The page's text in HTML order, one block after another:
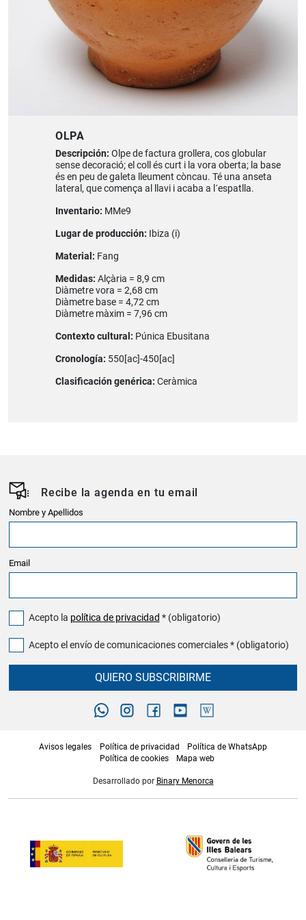
OLPA
Descripción: Olpe de factura grollera, cos globular
sense decoració; el coll és curt i la vora oberta; la base
és en peu de galeta lleument còncau. Té una anseta
lateral, que comença al llavi i acaba a l´espatlla.
Inventario: MMe9
Lugar de producción: Ibiza (i)
Material: Fang
Medidas: Alçària = 8,9 cm
Diàmetre vora = 2,68 cm
Diàmetre base = 4,72 cm
Diàmetre màxim = 7,96 cm
Contexto cultural: Púnica Ebusitana
Cronología: 550[ac]-450[ac]
Clasificación genérica: Ceràmica
Recibe la agenda en tu email
Nombre y Apellidos
Email
Acepto la política de privacidad * (obligatorio)
Acepto el envío de comunicaciones comerciales * (obligatorio)
QUIERO SUBSCRIBIRME
Avisos legales Política de privacidad
Política de WhatsApp
Política de cookies
Mapa web
Desarrollado por Binary Menorca